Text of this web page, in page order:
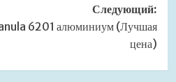
Следующий:
6201 алюминиум (Лучшая
цена)